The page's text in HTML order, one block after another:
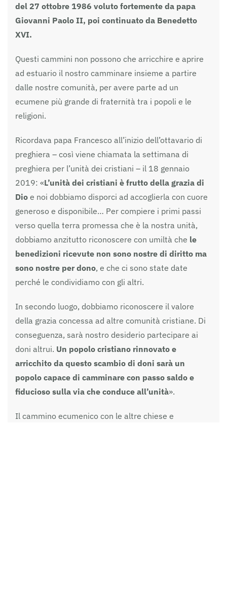
del 27 ottobre 1986 voluto fortemente da papa
Giovanni Paolo II, poi continuato da Benedetto
XVI.
Questi cammini non possono che arricchire e aprire
ad estuario il nostro camminare insieme a partire
dalle nostre comunità, per avere parte ad un
ecumene più grande di fraternità tra i popoli e le
religioni.
Ricordava papa Francesco all’inizio dell’ottavario di
preghiera – così viene chiamata la settimana di
preghiera per l’unità dei cristiani – il 18 gennaio
2019: «L’unità dei cristiani è frutto della grazia di
Dio e noi dobbiamo disporci ad accoglierla con cuore
generoso e disponibile… Per compiere i primi passi
verso quella terra promessa che è la nostra unità,
dobbiamo anzitutto riconoscere con umiltà che le
benedizioni ricevute non sono nostre di diritto ma
sono nostre per dono, e che ci sono state date
perché le condividiamo con gli altri.
In secondo luogo, dobbiamo riconoscere il valore
della grazia concessa ad altre comunità cristiane. Di
conseguenza, sarà nostro desiderio partecipare ai
doni altrui. Un popolo cristiano rinnovato e
arricchito da questo scambio di doni sarà un
popolo capace di camminare con passo saldo e
fiducioso sulla via che conduce all’unità».
Il cammino ecumenico con le altre chiese e